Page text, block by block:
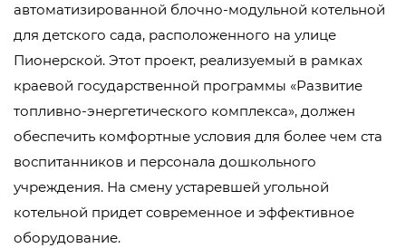
автоматизированной блочно-модульной котельной
для детского сада, расположенного на улице
Пионерской. Этот проект, реализуемый в рамках
краевой государственной программы «Развитие
топливно-энергетического комплекса», должен
обеспечить комфортные условия для более чем ста
воспитанников и персонала дошкольного
учреждения. На смену устаревшей угольной
котельной придет современное и эффективное
оборудование.